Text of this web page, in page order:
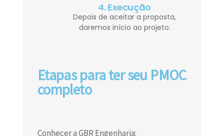
4. Execução
Depois de aceitar a proposta,
daremos início ao projeto.
Etapas para ter seu PMOC
completo
Conhecer a GBR Engenharia: